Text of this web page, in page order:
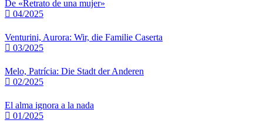
De «Retrato de una mujer»
04/2025
Venturini, Aurora: Wir, die Familie Caserta
03/2025
Melo, Patrícia: Die Stadt der Anderen
02/2025
El alma ignora a la nada
01/2025